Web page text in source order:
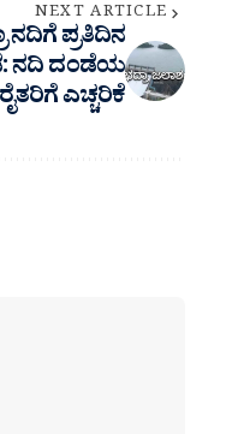
NEXT ARTICLE
ನದಿಗೆ ಪ್ರತಿ‌ದಿನ
ನದಿ ದಂಡೆಯ
ಎಚ್ಚರಿಕೆ